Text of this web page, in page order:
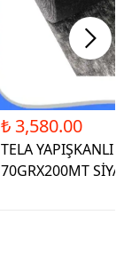
₺ 3,580.00
TELA YAPIŞKANLI
70GRX200MT